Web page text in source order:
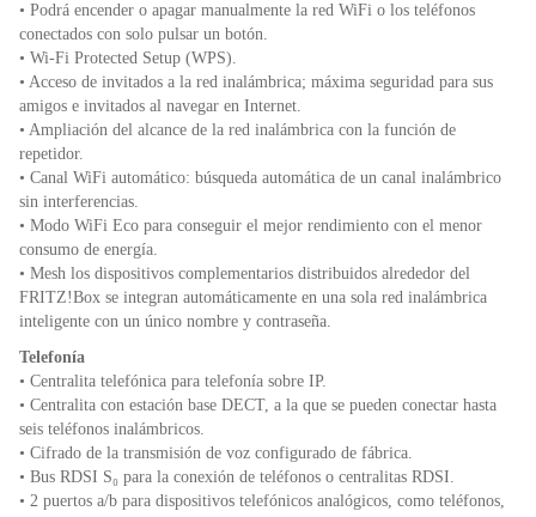
• Podrá encender o apagar manualmente la red WiFi o los teléfonos
conectados con solo pulsar un botón.
• Wi-Fi Protected Setup (WPS).
• Acceso de invitados a la red inalámbrica; máxima seguridad para sus
amigos e invitados al navegar en Internet.
• Ampliación del alcance de la red inalámbrica con la función de
repetidor.
• Canal WiFi automático: búsqueda automática de un canal inalámbrico
sin interferencias.
• Modo WiFi Eco para conseguir el mejor rendimiento con el menor
consumo de energía.
• Mesh los dispositivos complementarios distribuidos alrededor del
FRITZ!Box se integran automáticamente en una sola red inalámbrica
inteligente con un único nombre y contraseña.
Telefonía
• Centralita telefónica para telefonía sobre IP.
• Centralita con estación base DECT, a la que se pueden conectar hasta
seis teléfonos inalámbricos.
• Cifrado de la transmisión de voz configurado de fábrica.
• Bus RDSI S₀ para la conexión de teléfonos o centralitas RDSI.
• 2 puertos a/b para dispositivos telefónicos analógicos, como teléfonos,